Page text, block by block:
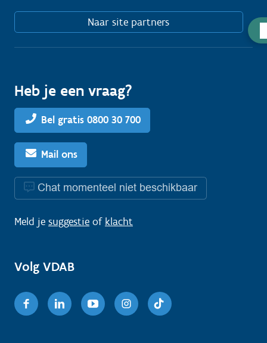
Naar site partners
Heb je een vraag?
Bel gratis 0800 30 700
Mail ons
Chat momenteel niet beschikbaar
Meld je suggestie of klacht
Volg VDAB
FacebookLinkedinYoutubeInstagram